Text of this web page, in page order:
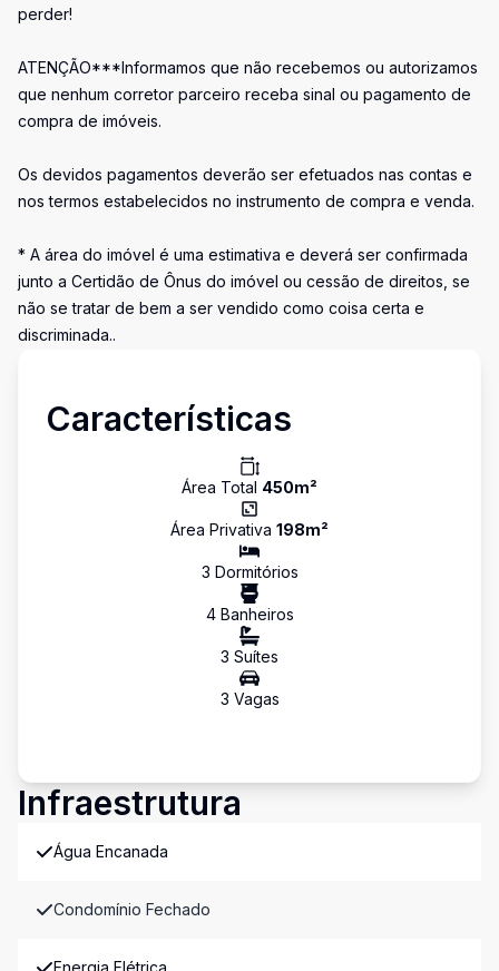
perder!
ATENÇÃO***Informamos que não recebemos ou autorizamos
que nenhum corretor parceiro receba sinal ou pagamento de
compra de imóveis.
Os devidos pagamentos deverão ser efetuados nas contas e
nos termos estabelecidos no instrumento de compra e venda.
* A área do imóvel é uma estimativa e deverá ser confirmada
junto a Certidão de Ônus do imóvel ou cessão de direitos, se
não se tratar de bem a ser vendido como coisa certa e
discriminada..
Características
Área Total 450m²
Área Privativa 198m²
3 Dormitórios
4Banheiros
3 Suítes
3 Vagas
Infraestrutura
Água Encanada
Condomínio Fechado
Energia Elétrica